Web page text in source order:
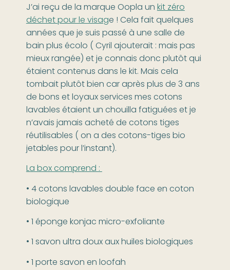
J’ai reçu de la marque Oopla unkit zéro
déchet pour le visage ! Cela fait quelques
années que je suis passé à une salle de
bain plus écolo ( Cyril ajouterait : mais pas
mieux rangée) et je connais donc plutôt qui
étaient contenus dans le kit. Mais cela
tombait plutôt bien car après plus de 3 ans
de bons et loyaux services mes cotons
lavables étaient un chouilla fatiguées et je
n’avais jamais acheté de cotons tiges
réutilisables ( on a des cotons-tiges bio
jetables pour l’instant).
La box comprend :
• 4 cotons lavables double face en coton
biologique
• 1 éponge konjac micro-exfoliante
• 1 savon ultra doux aux huiles biologiques
• 1 porte savon en loofah